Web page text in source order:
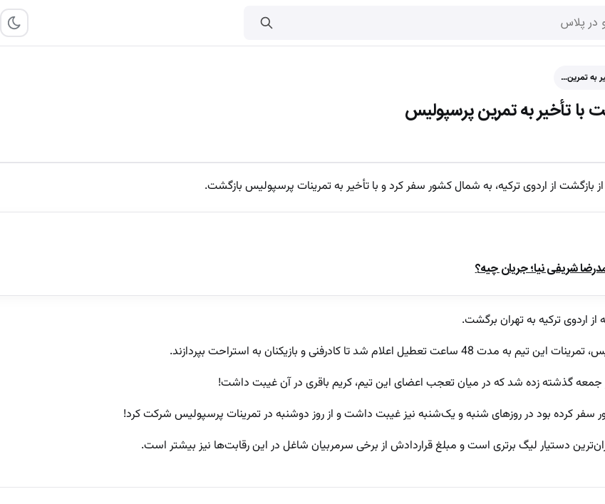
به تمرین…
تأخیر به تمرین پرسپولیس
از اردوی ترکیه، به شمال کشور سفر کرد و با تأخیر به تمرینات پرسپولیس بازگشت.
شریفی نیا؛ جریان چیه؟
اردوی ترکیه به تهران برگشت.
شد تا کادرفنی و بازیکنان به استراحت بپردازند.
جمعه گذشته زده شد که در میان تعجب اعضای این تیم، کریم باقری در آن غیبت داشت!
کرده بود در روزهای شنبه و یک‌شنبه نیز غیبت داشت و از روز دوشنبه در تمرینات پرسپولیس شرکت کرد!
دستیار لیگ برتری است و مبلغ قراردادش از برخی سرمربیان شاغل در این رقابت‌ها نیز بیشتر است.